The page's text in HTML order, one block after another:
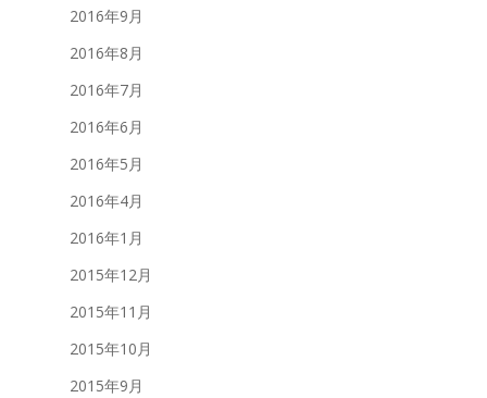
2016年9月
2016年8月
2016年7月
2016年6月
2016年5月
2016年4月
2016年1月
2015年12月
2015年11月
2015年10月
2015年9月